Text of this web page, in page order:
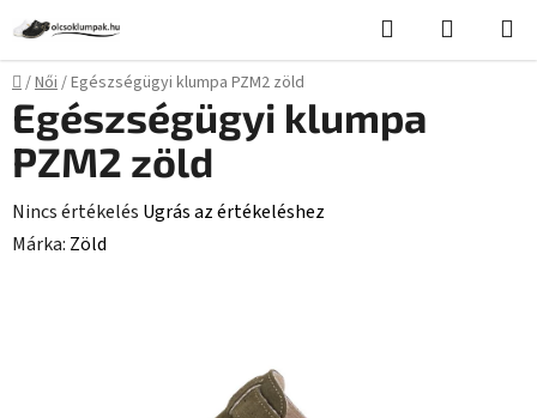
fő
tartalomhoz
Keresés KOSÁR
Kezdőlap
/Női/Egészségügyi klumpa PZM2 zöld
Egészségügyi klumpa
PZM2 zöld
A
termék
Nincs értékelés Ugrás az értékeléshez
Márka: Zöld